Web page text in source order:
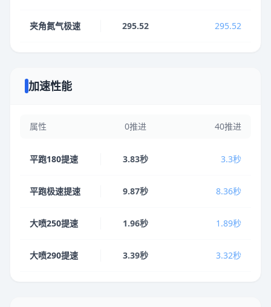
夹角氮气极速 295.52 295.52
加速性能
属性 0推进 40推进
平跑180提速 3.83秒 3.3秒
平跑极速提速 9.87秒 8.36秒
大喷250提速 1.96秒 1.89秒
大喷290提速 3.39秒 3.32秒